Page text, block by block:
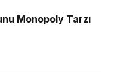
Monopoly Tarzı